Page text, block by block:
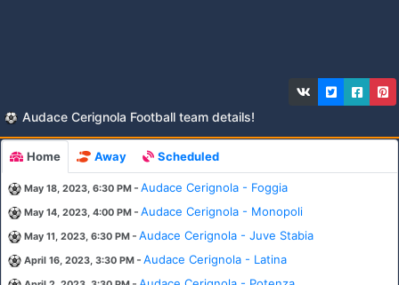
Audace Cerignola Football team details!
Home Away Scheduled
May 18, 2023, 6:30 PM -Audace Cerignola - Foggia
May 14, 2023, 4:00 PM -Audace Cerignola - Monopoli
May 11, 2023, 6:30 PM -Audace Cerignola - Juve Stabia
April 16, 2023, 3:30 PM -Audace Cerignola - Latina